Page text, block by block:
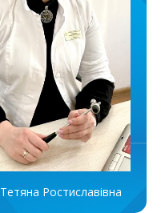
Ростиславівна